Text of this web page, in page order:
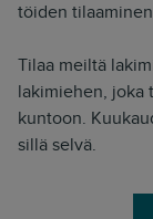
töiden
Tilaa meiltä
lakimiehen, joka
kuntoon.
sillä selvä.